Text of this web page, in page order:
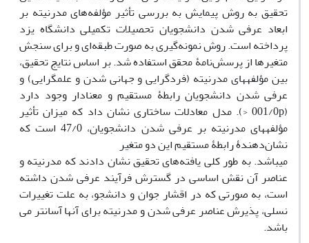
تحقیق به روش پیمایش به بررسی تأثیر مؤلفه‌های مدرنیته بر
ابعاد عرفی شدن دانشجویان تحصیلات تکمیلی دانشگاه یزد
پرداخته است. روش نمونه‌گیری به صورت طبقه‌ای و برای سنجش
متغیرها از پرسش‌نامۀ محقق استفاده شد. بر اساس نتایج تحقیق،
بین مؤلفه­های مدرنیته (فردگرایی و جهانی ­شدن و علم­گرایی) و
عرفی شدن دانشجویان رابطۀ مستقیم و معنادار وجود دارد
(001/0p <). مدل معادلات ساختاری نشان داد که میزان تأثیر
مؤلفه­های مدرنیته بر عرفی شدن دانشجویان، 47/0 است که
نشان‌دهندۀ رابطۀ مستقیم این دو متغیر
می­باشد. به طور کلی یافته‌های تحقیق نشان دادند که مدرنیته و
عناصر آن نقش اساسی در گسترش فرآیند عرفی شدن داشته
است، به صورتی که در اقشار جوان و دانشجو، به علت تغییرات
نسلی، پذیرش عناصر عرفی شدن و مدرنیته برای آنها آسان­تر می
باشد.